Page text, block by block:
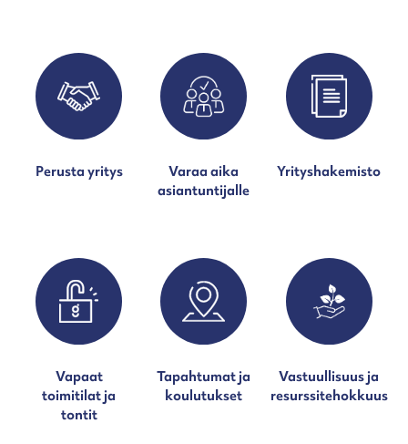
Perusta yritys
Varaa aika
asiantuntijalle
Yrityshakemisto
Vapaat
toimitilat ja
tontit
Tapahtumat ja
koulutukset
Vastuullisuus ja
resurssitehokkuus